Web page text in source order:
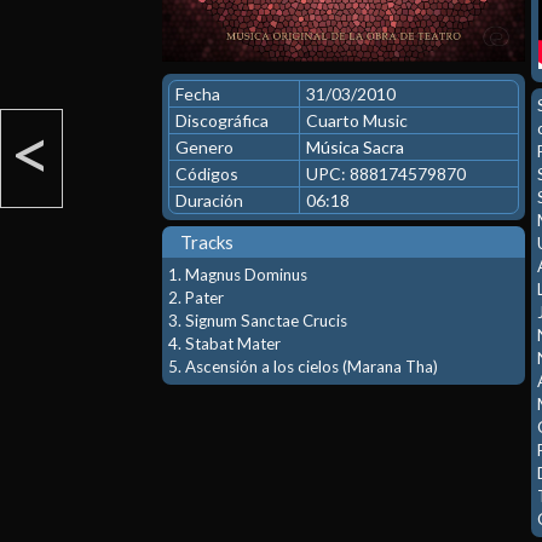
<
Fecha
31/03/2010
Discográfica
Cuarto Music
Genero
Música Sacra
Códigos
UPC: 888174579870
Duración
06:18
Tracks
1. Magnus Dominus
2. Pater
3. Signum Sanctae Crucis
4. Stabat Mater
5. Ascensión a los cielos (Marana Tha)